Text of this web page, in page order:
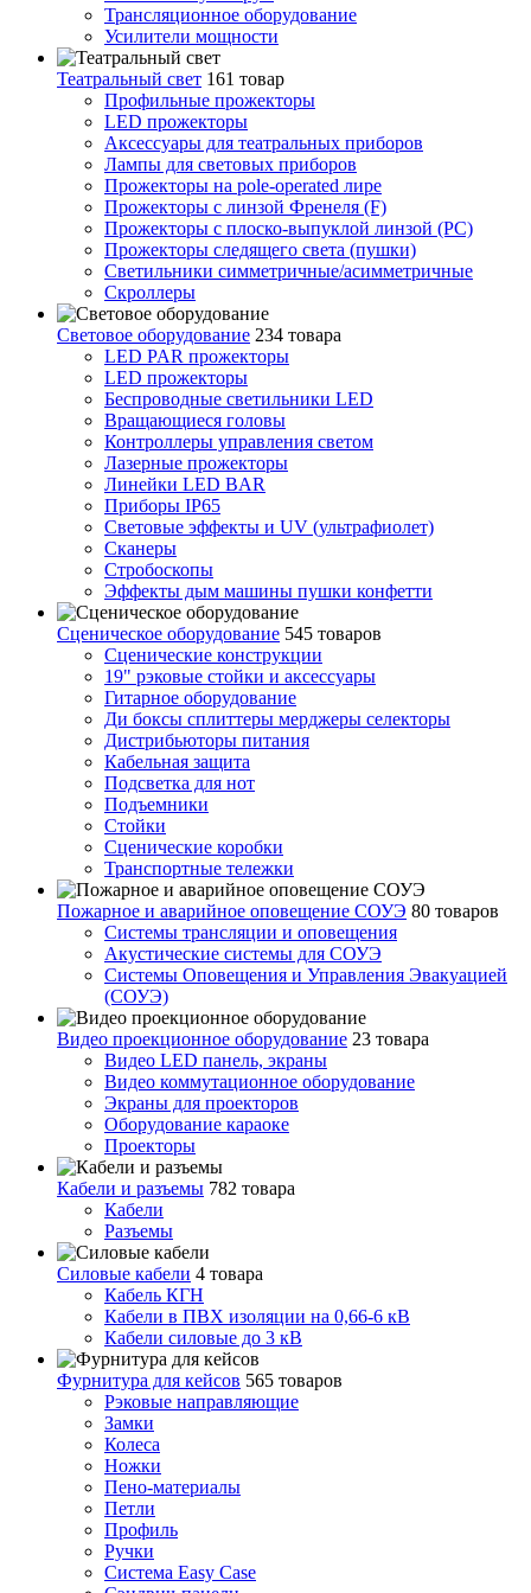
Трансляционное оборудование
Усилители мощности
Театральный свет 161 товар
Профильные прожекторы
LED прожекторы
Аксессуары для театральных приборов
Лампы для световых приборов
Прожекторы на pole-operated лире
Прожекторы с линзой Френеля (F)
Прожекторы с плоско-выпуклой линзой (PC)
Прожекторы следящего света (пушки)
Светильники симметричные/асимметричные
Скроллеры
Световое оборудование 234 товара
LED PAR прожекторы
LED прожекторы
Беспроводные светильники LED
Вращающиеся головы
Контроллеры управления светом
Лазерные прожекторы
Линейки LED BAR
Приборы IP65
Световые эффекты и UV (ультрафиолет)
Сканеры
Стробоскопы
Эффекты дым машины пушки конфетти
Сценическое оборудование 545 товаров
Сценические конструкции
19" рэковые стойки и аксесcуары
Гитарное оборудование
Ди боксы сплиттеры мерджеры селекторы
Дистрибьюторы питания
Кабельная защита
Подсветка для нот
Подъемники
Стойки
Сценические коробки
Транспортные тележки
Пожарное и аварийное оповещение СОУЭ 80 товаров
Cистемы трансляции и оповещения
Акустические системы для СОУЭ
Системы Оповещения и Управления Эвакуацией
(СОУЭ)
Видео проекционное оборудование 23 товара
Видео LED панель, экраны
Видео коммутационное оборудование
Экраны для проекторов
Оборудование караоке
Проекторы
Кабели и разъемы 782 товара
Кабели
Разъемы
Силовые кабели 4 товара
Кабель КГН
Кабели в ПВХ изоляции на 0,66-6 кВ
Кабели силовые до 3 кВ
Фурнитура для кейсов 565 товаров
Рэковые направляющие
Замки
Колеса
Ножки
Пено-материалы
Петли
Профиль
Ручки
Система Easy Case